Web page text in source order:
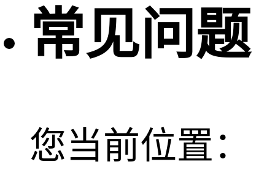
常见问题
您当前位置：